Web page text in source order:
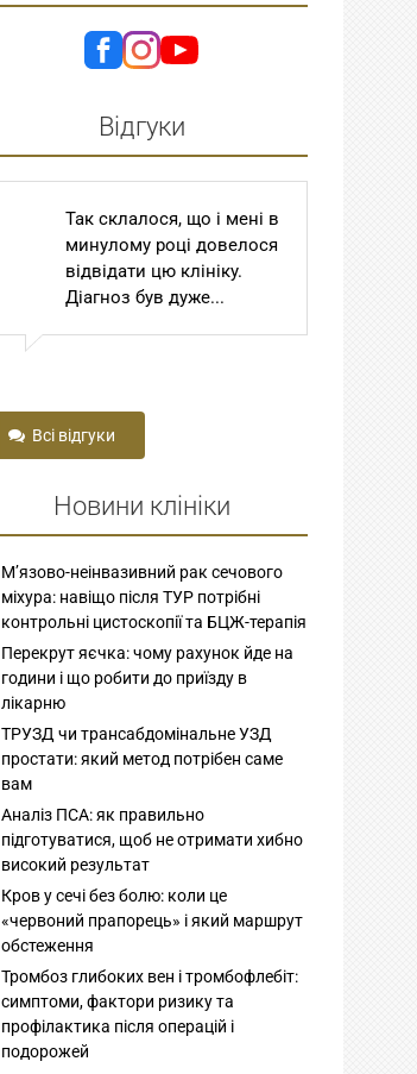
Відгуки
Шановний Степан
Томович та Степан
Степанович! Сам
Господь Бог привів мене
Всі відгуки
Новини клініки
М’язово-неінвазивний рак сечового
міхура: навіщо після ТУР потрібні
контрольні цистоскопії та БЦЖ-терапія
Перекрут яєчка: чому рахунок йде на
години і що робити до приїзду в
лікарню
ТРУЗД чи трансабдомінальне УЗД
простати: який метод потрібен саме
вам
Аналіз ПСА: як правильно
підготуватися, щоб не отримати хибно
високий результат
Кров у сечі без болю: коли це
«червоний прапорець» і який маршрут
обстеження
Тромбоз глибоких вен і тромбофлебіт:
симптоми, фактори ризику та
профілактика після операцій і
подорожей